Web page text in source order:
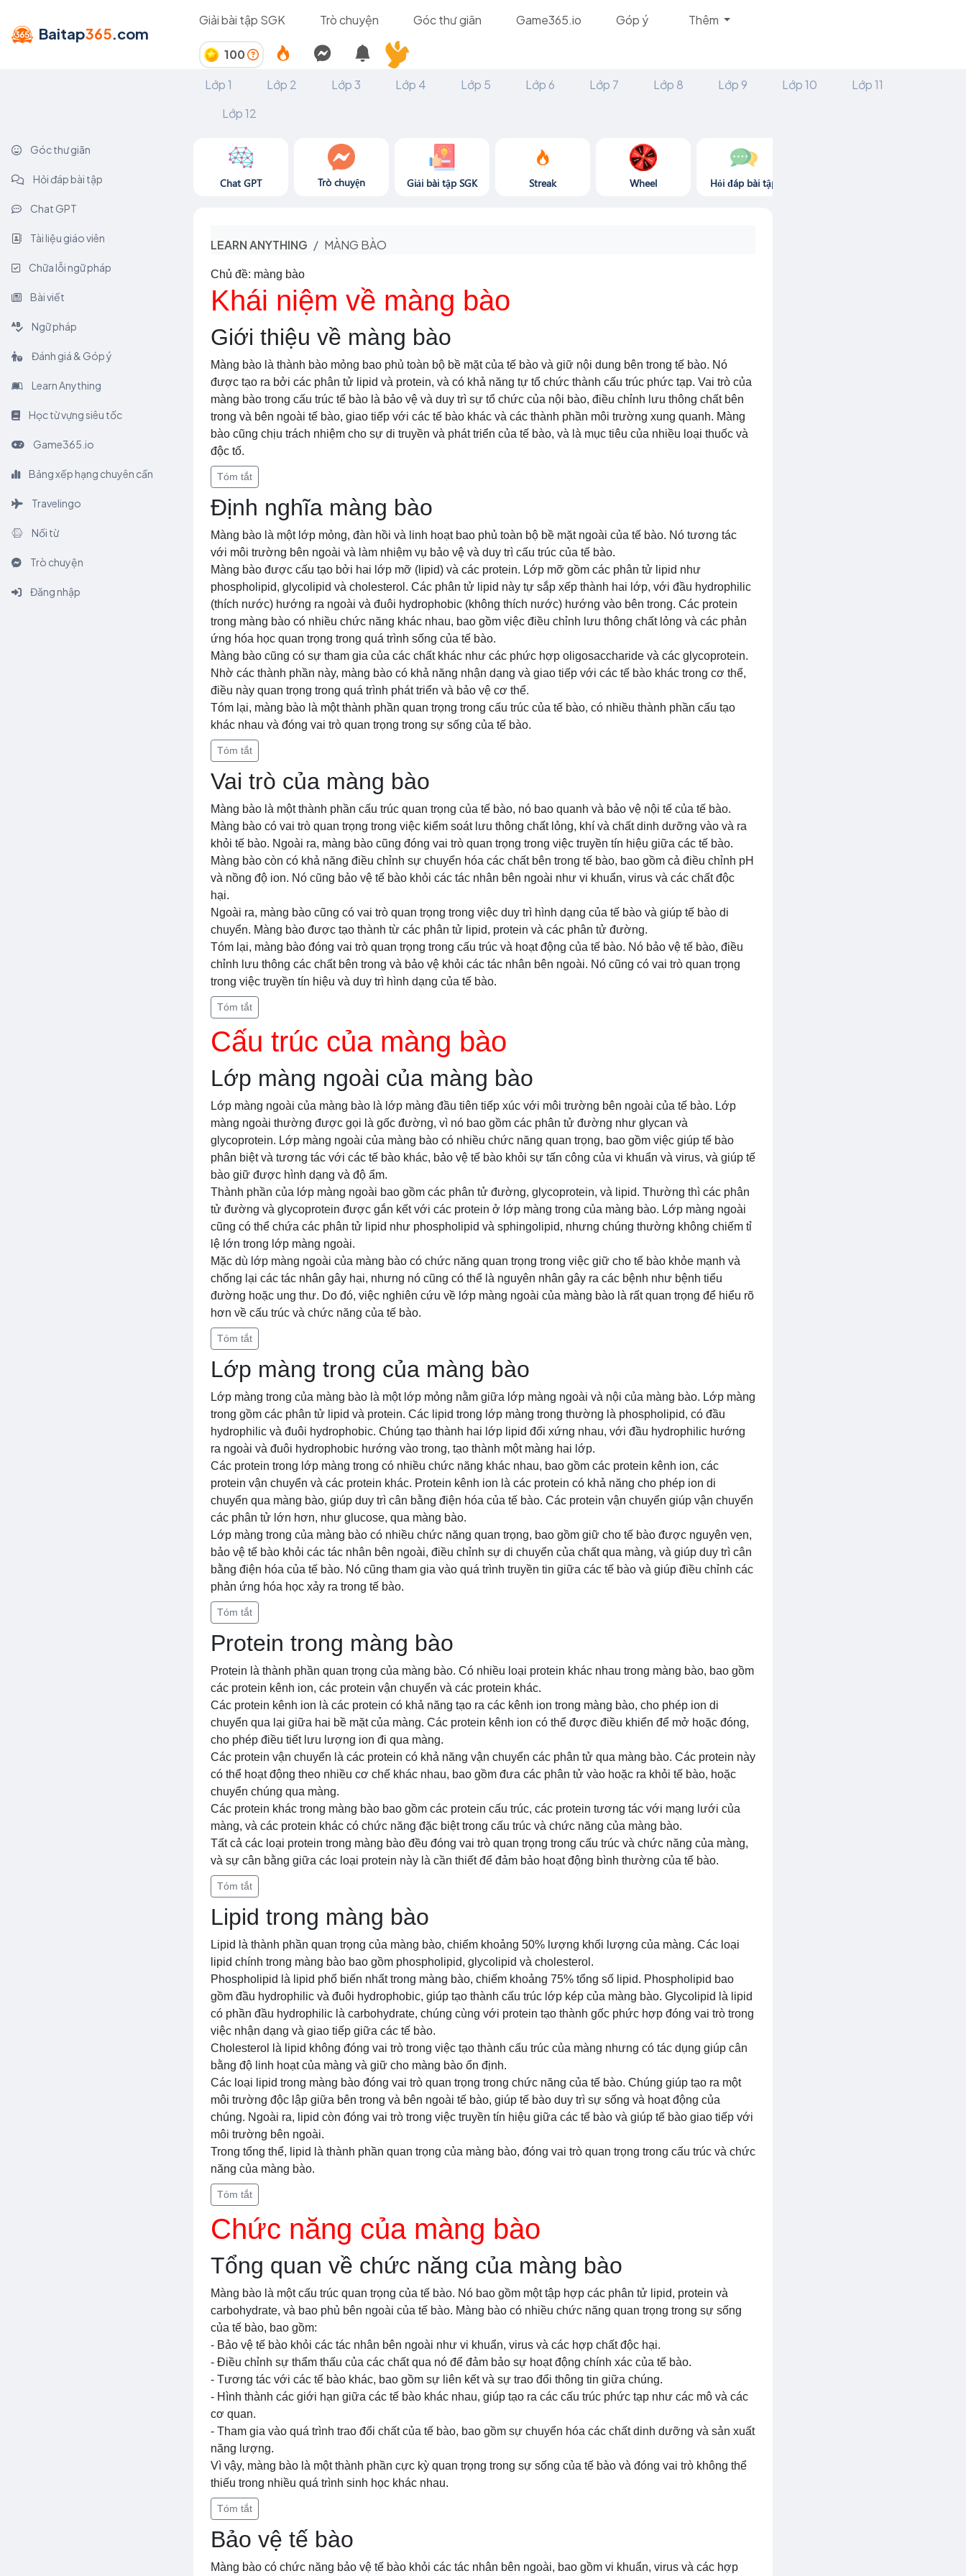
Baitap365.com
Giải bài tập SGK Trò chuyện Góc thư giãn Game365.io Góp ý Thêm
100
Lớp 1
Lớp 2 Lớp 3 Lớp 4 Lớp 5 Lớp 6 Lớp 7 Lớp 8 Lớp 9 Lớp 10
Lớp 11
Lớp 12
Góc thư giãn
Hỏi đáp bài tập
Chat GPT
Tài liệu giáo viên
Chữa lỗi ngữ pháp
Bài viết
Ngữ pháp
Đánh giá & Góp ý
Learn Anything
Học từ vựng siêu tốc
Game365.io
Bảng xếp hạng chuyên cần
Travelingo
Nối từ
Trò chuyện
Đăng nhập
Chat GPT Trò chuyện Giải bài tập SGK Streak Wheel Hỏi đáp bài tập
LEARN ANYTHING MÀNG BÀO
Chủ đề: màng bào
Khái niệm về màng bào
Giới thiệu về màng bào
Màng bào là thành bào mỏng bao phủ toàn bộ bề mặt của tế bào và giữ nội dung bên trong tế bào. Nó
được tạo ra bởi các phân tử lipid và protein, và có khả năng tự tổ chức thành cấu trúc phức tạp. Vai trò của
màng bào trong cấu trúc tế bào là bảo vệ và duy trì sự tổ chức của nội bào, điều chỉnh lưu thông chất bên
trong và bên ngoài tế bào, giao tiếp với các tế bào khác và các thành phần môi trường xung quanh. Màng
bào cũng chịu trách nhiệm cho sự di truyền và phát triển của tế bào, và là mục tiêu của nhiều loại thuốc và
độc tố.
Tóm tắt
Định nghĩa màng bào
Màng bào là một lớp mỏng, đàn hồi và linh hoạt bao phủ toàn bộ bề mặt ngoài của tế bào. Nó tương tác
với môi trường bên ngoài và làm nhiệm vụ bảo vệ và duy trì cấu trúc của tế bào.
Màng bào được cấu tạo bởi hai lớp mỡ (lipid) và các protein. Lớp mỡ gồm các phân tử lipid như
phospholipid, glycolipid và cholesterol. Các phân tử lipid này tự sắp xếp thành hai lớp, với đầu hydrophilic
(thích nước) hướng ra ngoài và đuôi hydrophobic (không thích nước) hướng vào bên trong. Các protein
trong màng bào có nhiều chức năng khác nhau, bao gồm việc điều chỉnh lưu thông chất lỏng và các phản
ứng hóa học quan trọng trong quá trình sống của tế bào.
Màng bào cũng có sự tham gia của các chất khác như các phức hợp oligosaccharide và các glycoprotein.
Nhờ các thành phần này, màng bào có khả năng nhận dạng và giao tiếp với các tế bào khác trong cơ thể,
điều này quan trọng trong quá trình phát triển và bảo vệ cơ thể.
Tóm lại, màng bào là một thành phần quan trọng trong cấu trúc của tế bào, có nhiều thành phần cấu tạo
khác nhau và đóng vai trò quan trọng trong sự sống của tế bào.
Tóm tắt
Vai trò của màng bào
Màng bào là một thành phần cấu trúc quan trọng của tế bào, nó bao quanh và bảo vệ nội tế của tế bào.
Màng bào có vai trò quan trọng trong việc kiểm soát lưu thông chất lỏng, khí và chất dinh dưỡng vào và ra
khỏi tế bào. Ngoài ra, màng bào cũng đóng vai trò quan trọng trong việc truyền tín hiệu giữa các tế bào.
Màng bào còn có khả năng điều chỉnh sự chuyển hóa các chất bên trong tế bào, bao gồm cả điều chỉnh pH
và nồng độ ion. Nó cũng bảo vệ tế bào khỏi các tác nhân bên ngoài như vi khuẩn, virus và các chất độc
hại.
Ngoài ra, màng bào cũng có vai trò quan trọng trong việc duy trì hình dạng của tế bào và giúp tế bào di
chuyển. Màng bào được tạo thành từ các phân tử lipid, protein và các phân tử đường.
Tóm lại, màng bào đóng vai trò quan trọng trong cấu trúc và hoạt động của tế bào. Nó bảo vệ tế bào, điều
chỉnh lưu thông các chất bên trong và bảo vệ khỏi các tác nhân bên ngoài. Nó cũng có vai trò quan trọng
trong việc truyền tín hiệu và duy trì hình dạng của tế bào.
Tóm tắt
Cấu trúc của màng bào
Lớp màng ngoài của màng bào
Lớp màng ngoài của màng bào là lớp màng đầu tiên tiếp xúc với môi trường bên ngoài của tế bào. Lớp
màng ngoài thường được gọi là gốc đường, vì nó bao gồm các phân tử đường như glycan và
glycoprotein. Lớp màng ngoài của màng bào có nhiều chức năng quan trọng, bao gồm việc giúp tế bào
phân biệt và tương tác với các tế bào khác, bảo vệ tế bào khỏi sự tấn công của vi khuẩn và virus, và giúp tế
bào giữ được hình dạng và độ ẩm.
Thành phần của lớp màng ngoài bao gồm các phân tử đường, glycoprotein, và lipid. Thường thì các phân
tử đường và glycoprotein được gắn kết với các protein ở lớp màng trong của màng bào. Lớp màng ngoài
cũng có thể chứa các phân tử lipid như phospholipid và sphingolipid, nhưng chúng thường không chiếm tỉ
lệ lớn trong lớp màng ngoài.
Mặc dù lớp màng ngoài của màng bào có chức năng quan trọng trong việc giữ cho tế bào khỏe mạnh và
chống lại các tác nhân gây hại, nhưng nó cũng có thể là nguyên nhân gây ra các bệnh như bệnh tiểu
đường hoặc ung thư. Do đó, việc nghiên cứu về lớp màng ngoài của màng bào là rất quan trọng để hiểu rõ
hơn về cấu trúc và chức năng của tế bào.
Tóm tắt
Lớp màng trong của màng bào
Lớp màng trong của màng bào là một lớp mỏng nằm giữa lớp màng ngoài và nội của màng bào. Lớp màng
trong gồm các phân tử lipid và protein. Các lipid trong lớp màng trong thường là phospholipid, có đầu
hydrophilic và đuôi hydrophobic. Chúng tạo thành hai lớp lipid đối xứng nhau, với đầu hydrophilic hướng
ra ngoài và đuôi hydrophobic hướng vào trong, tạo thành một màng hai lớp.
Các protein trong lớp màng trong có nhiều chức năng khác nhau, bao gồm các protein kênh ion, các
protein vận chuyển và các protein khác. Protein kênh ion là các protein có khả năng cho phép ion di
chuyển qua màng bào, giúp duy trì cân bằng điện hóa của tế bào. Các protein vận chuyển giúp vận chuyển
các phân tử lớn hơn, như glucose, qua màng bào.
Lớp màng trong của màng bào có nhiều chức năng quan trọng, bao gồm giữ cho tế bào được nguyên vẹn,
bảo vệ tế bào khỏi các tác nhân bên ngoài, điều chỉnh sự di chuyển của chất qua màng, và giúp duy trì cân
bằng điện hóa của tế bào. Nó cũng tham gia vào quá trình truyền tin giữa các tế bào và giúp điều chỉnh các
phản ứng hóa học xảy ra trong tế bào.
Tóm tắt
Protein trong màng bào
Protein là thành phần quan trọng của màng bào. Có nhiều loại protein khác nhau trong màng bào, bao gồm
các protein kênh ion, các protein vận chuyển và các protein khác.
Các protein kênh ion là các protein có khả năng tạo ra các kênh ion trong màng bào, cho phép ion di
chuyển qua lại giữa hai bề mặt của màng. Các protein kênh ion có thể được điều khiển để mở hoặc đóng,
cho phép điều tiết lưu lượng ion đi qua màng.
Các protein vận chuyển là các protein có khả năng vận chuyển các phân tử qua màng bào. Các protein này
có thể hoạt động theo nhiều cơ chế khác nhau, bao gồm đưa các phân tử vào hoặc ra khỏi tế bào, hoặc
chuyển chúng qua màng.
Các protein khác trong màng bào bao gồm các protein cấu trúc, các protein tương tác với mạng lưới của
màng, và các protein khác có chức năng đặc biệt trong cấu trúc và chức năng của màng bào.
Tất cả các loại protein trong màng bào đều đóng vai trò quan trọng trong cấu trúc và chức năng của màng,
và sự cân bằng giữa các loại protein này là cần thiết để đảm bảo hoạt động bình thường của tế bào.
Tóm tắt
Lipid trong màng bào
Lipid là thành phần quan trọng của màng bào, chiếm khoảng 50% lượng khối lượng của màng. Các loại
lipid chính trong màng bào bao gồm phospholipid, glycolipid và cholesterol.
Phospholipid là lipid phổ biến nhất trong màng bào, chiếm khoảng 75% tổng số lipid. Phospholipid bao
gồm đầu hydrophilic và đuôi hydrophobic, giúp tạo thành cấu trúc lớp kép của màng bào. Glycolipid là lipid
có phần đầu hydrophilic là carbohydrate, chúng cùng với protein tạo thành gốc phức hợp đóng vai trò trong
việc nhận dạng và giao tiếp giữa các tế bào.
Cholesterol là lipid không đóng vai trò trong việc tạo thành cấu trúc của màng nhưng có tác dụng giúp cân
bằng độ linh hoạt của màng và giữ cho màng bào ổn định.
Các loại lipid trong màng bào đóng vai trò quan trọng trong chức năng của tế bào. Chúng giúp tạo ra một
môi trường độc lập giữa bên trong và bên ngoài tế bào, giúp tế bào duy trì sự sống và hoạt động của
chúng. Ngoài ra, lipid còn đóng vai trò trong việc truyền tín hiệu giữa các tế bào và giúp tế bào giao tiếp với
môi trường bên ngoài.
Trong tổng thể, lipid là thành phần quan trọng của màng bào, đóng vai trò quan trọng trong cấu trúc và chức
năng của màng bào.
Tóm tắt
Chức năng của màng bào
Tổng quan về chức năng của màng bào
Màng bào là một cấu trúc quan trọng của tế bào. Nó bao gồm một tập hợp các phân tử lipid, protein và
carbohydrate, và bao phủ bên ngoài của tế bào. Màng bào có nhiều chức năng quan trọng trong sự sống
của tế bào, bao gồm:
- Bảo vệ tế bào khỏi các tác nhân bên ngoài như vi khuẩn, virus và các hợp chất độc hại.
- Điều chỉnh sự thẩm thấu của các chất qua nó để đảm bảo sự hoạt động chính xác của tế bào.
- Tương tác với các tế bào khác, bao gồm sự liên kết và sự trao đổi thông tin giữa chúng.
- Hình thành các giới hạn giữa các tế bào khác nhau, giúp tạo ra các cấu trúc phức tạp như các mô và các
cơ quan.
- Tham gia vào quá trình trao đổi chất của tế bào, bao gồm sự chuyển hóa các chất dinh dưỡng và sản xuất
năng lượng.
Vì vậy, màng bào là một thành phần cực kỳ quan trọng trong sự sống của tế bào và đóng vai trò không thể
thiếu trong nhiều quá trình sinh học khác nhau.
Tóm tắt
Bảo vệ tế bào
Màng bào có chức năng bảo vệ tế bào khỏi các tác nhân bên ngoài, bao gồm vi khuẩn, virus và các hợp